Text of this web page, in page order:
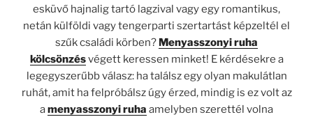
esküvő hajnalig tartó lagzival vagy egy romantikus,
netán külföldi vagy tengerparti szertartást képzeltél el
szűk családi körben? Menyasszonyi ruha
kölcsönzésvégett keressen minket! E kérdésekre a
legegyszerűbb válasz: ha találsz egy olyan makulátlan
ruhát, amit ha felpróbálsz úgy érzed, mindig is ez volt az
amenyasszonyi ruha amelyben szerettél volna